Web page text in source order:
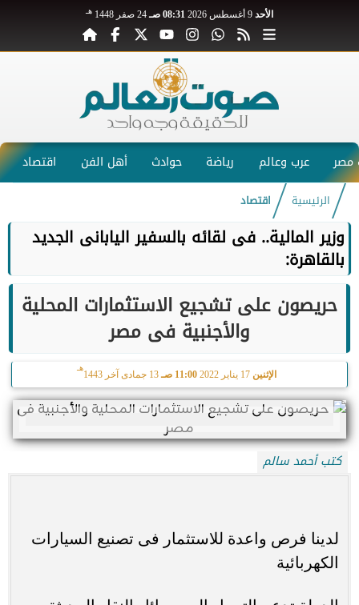
الأحد 08:31 صـ 24 صفر 1448 هـ
عرب وعالم رياضة حوادث أهل الفن اقتصاد
الرئيسية اقتصاد
وزير المالية.. فى لقائه بالسفير اليابانى الجديد
بالقاهرة:
حريصون على تشجيع الاستثمارات المحلية
والأجنبية فى مصر
الإثنين 17 يناير 2022 11:00 صـ 13 جمادى آخر 1443
هـ
كتب أحمد سالم
لدينا فرص واعدة للاستثمار فى تصنيع السيارات
الكهربائية